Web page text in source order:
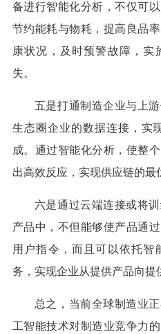
备进行智能化分析，不仅可
节约能耗与物耗，提高良品
康状况，及时预警故障，实
失。
五是打通制造企业与上
生态圈企业的数据连接，实
成。通过智能化分析，使整
出高效反应，实现供应链的最
六是通过云端连接或将
产品中，不但能够使产品通
用户指令，而且可以依托智
务，实现企业从提供产品向提
总之，当前全球制造业
工智能技术对制造业竞争力